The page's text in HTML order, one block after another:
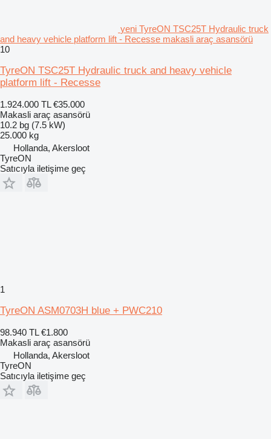
yeni TyreON TSC25T Hydraulic truck
and heavy vehicle platform lift - Recesse makasli araç asansörü
10
TyreON TSC25T Hydraulic truck and heavy vehicle
platform lift - Recesse
1.924.000 TL €35.000
Makasli araç asansörü
10.2 bg (7.5 kW)
25.000 kg
Hollanda, Akersloot
TyreON
Satıcıyla iletişime geç
1
TyreON ASM0703H blue + PWC210
98.940 TL €1.800
Makasli araç asansörü
Hollanda, Akersloot
TyreON
Satıcıyla iletişime geç